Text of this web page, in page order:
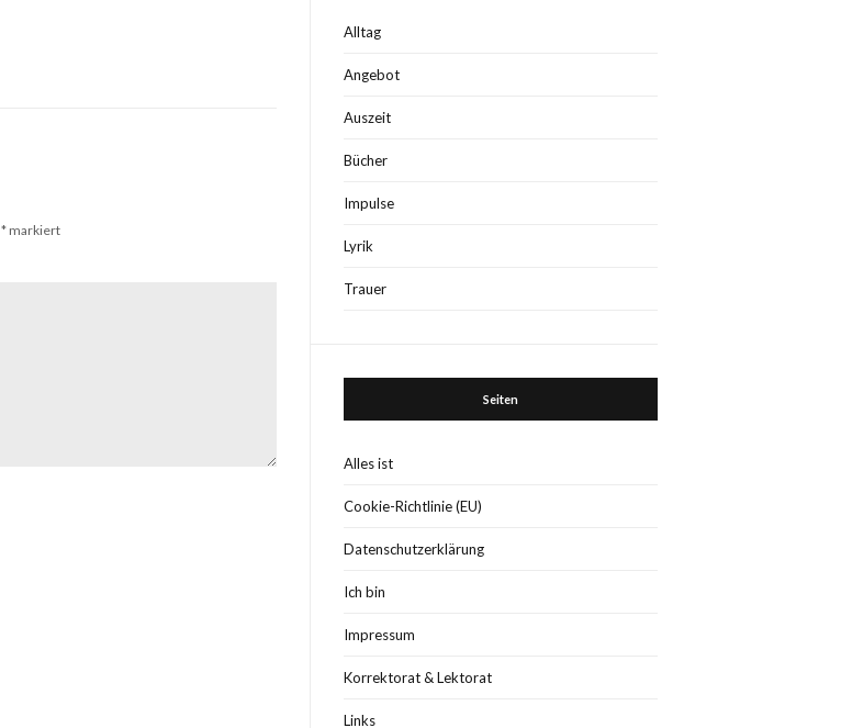
*markiert
Alltag
Angebot
Auszeit
Bücher
Impulse
Lyrik
Trauer
Seiten
Alles ist
Cookie-Richtlinie (EU)
Datenschutzerklärung
Ich bin
Impressum
Korrektorat & Lektorat
Links